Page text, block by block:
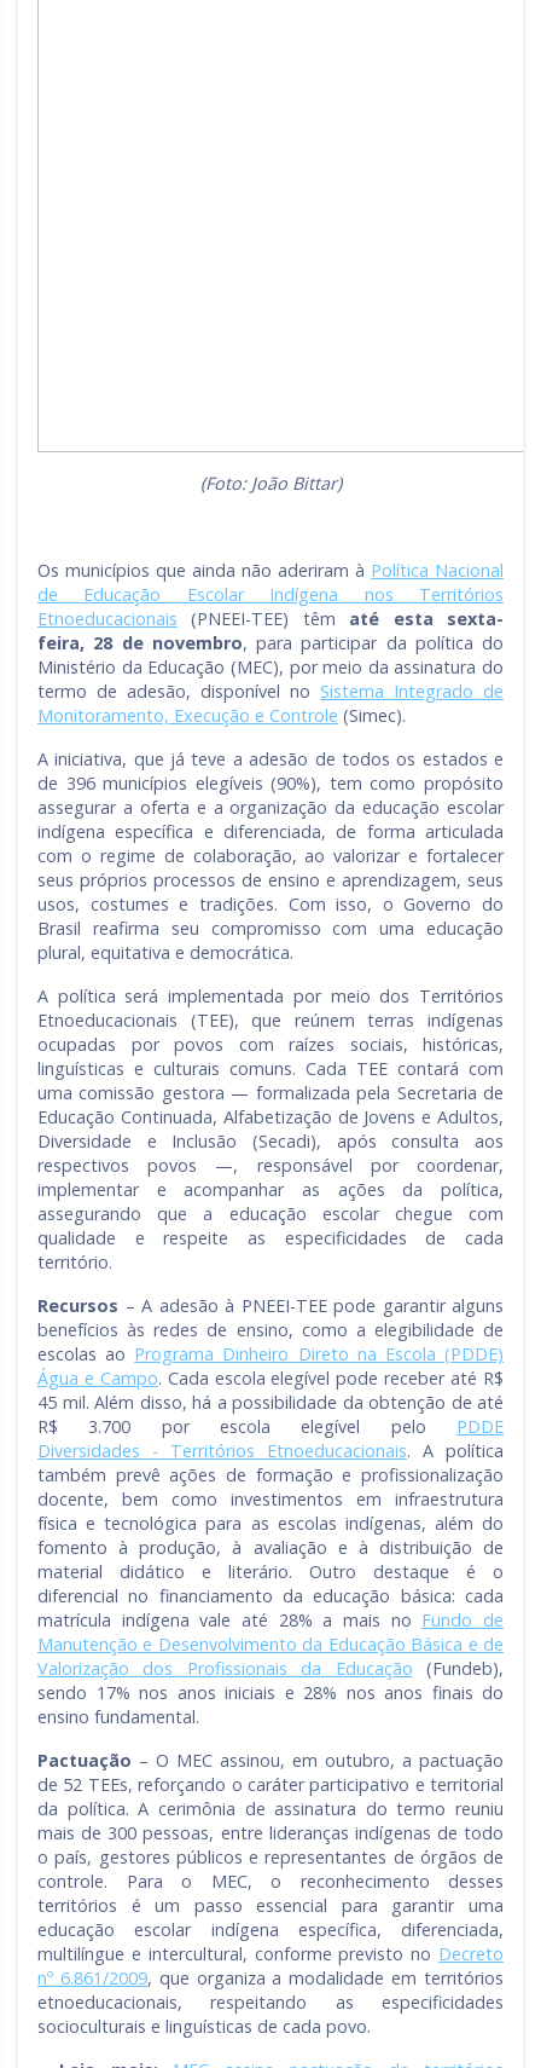
(Foto: João Bittar)
Os municípios que ainda não aderiram à Política Nacional
de Educação Escolar Indígena nos Territórios
Etnoeducacionais (PNEEI-TEE) têm até esta sexta-
feira, 28 de novembro, para participar da política do
Ministério da Educação (MEC), por meio da assinatura do
termo de adesão, disponível no Sistema Integrado de
Monitoramento, Execução e Controle (Simec).
A iniciativa, que já teve a adesão de todos os estados e
de 396 municípios elegíveis (90%), tem como propósito
assegurar a oferta e a organização da educação escolar
indígena específica e diferenciada, de forma articulada
com o regime de colaboração, ao valorizar e fortalecer
seus próprios processos de ensino e aprendizagem, seus
usos, costumes e tradições. Com isso, o Governo do
Brasil reafirma seu compromisso com uma educação
plural, equitativa e democrática.
A política será implementada por meio dos Territórios
Etnoeducacionais (TEE), que reúnem terras indígenas
ocupadas por povos com raízes sociais, históricas,
linguísticas e culturais comuns. Cada TEE contará com
uma comissão gestora — formalizada pela Secretaria de
Educação Continuada, Alfabetização de Jovens e Adultos,
Diversidade e Inclusão (Secadi), após consulta aos
respectivos povos —, responsável por coordenar,
implementar e acompanhar as ações da política,
assegurando que a educação escolar chegue com
qualidade e respeite as especificidades de cada
território.
Recursos – A adesão à PNEEI-TEE pode garantir alguns
benefícios às redes de ensino, como a elegibilidade de
escolas ao Programa Dinheiro Direto na Escola (PDDE)
Água e Campo. Cada escola elegível pode receber até R$
45 mil. Além disso, há a possibilidade da obtenção de até
R$ 3.700 por escola elegível pelo PDDE
Diversidades - Territórios Etnoeducacionais. A política
também prevê ações de formação e profissionalização
docente, bem como investimentos em infraestrutura
física e tecnológica para as escolas indígenas, além do
fomento à produção, à avaliação e à distribuição de
material didático e literário. Outro destaque é o
diferencial no financiamento da educação básica: cada
matrícula indígena vale até 28% a mais no Fundo de
Manutenção e Desenvolvimento da Educação Básica e de
Valorização dos Profissionais da Educação (Fundeb),
sendo 17% nos anos iniciais e 28% nos anos finais do
ensino fundamental.
Pactuação – O MEC assinou, em outubro, a pactuação
de 52 TEEs, reforçando o caráter participativo e territorial
da política. A cerimônia de assinatura do termo reuniu
mais de 300 pessoas, entre lideranças indígenas de todo
o país, gestores públicos e representantes de órgãos de
controle. Para o MEC, o reconhecimento desses
territórios é um passo essencial para garantir uma
educação escolar indígena específica, diferenciada,
multilíngue e intercultural, conforme previsto no Decreto
nº 6.861/2009, que organiza a modalidade em territórios
etnoeducacionais, respeitando as especificidades
socioculturais e linguísticas de cada povo.